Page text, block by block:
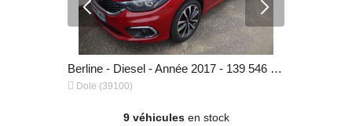
Berline - Diesel - Année 2017 - 139 546 km, 10 490 €
 Dole (39100)
9 véhiculesen stock